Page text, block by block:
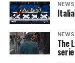
NEWS
NEWS
The